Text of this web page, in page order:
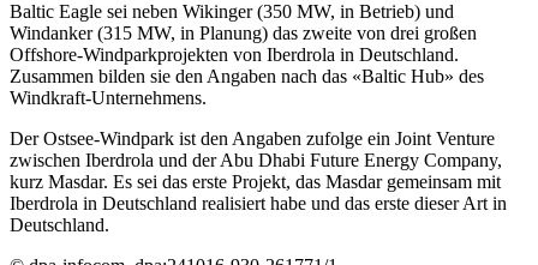
Baltic Eagle sei neben Wikinger (350 MW, in Betrieb) und
Windanker (315 MW, in Planung) das zweite von drei großen
Offshore-Windparkprojekten von Iberdrola in Deutschland.
Zusammen bilden sie den Angaben nach das «Baltic Hub» des
Windkraft-Unternehmens.
Der Ostsee-Windpark ist den Angaben zufolge ein Joint Venture
zwischen Iberdrola und der Abu Dhabi Future Energy Company,
kurz Masdar. Es sei das erste Projekt, das Masdar gemeinsam mit
Iberdrola in Deutschland realisiert habe und das erste dieser Art in
Deutschland.